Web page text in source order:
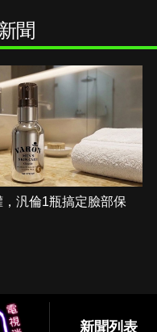
聞
汎倫1瓶搞定臉部保
新聞列表